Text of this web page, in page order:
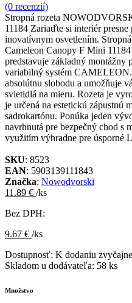
(0 recenzií)
Stropná rozeta
11184 Zariaďte si interiér
inovatívnym osvetlením.
Cameleon Canopy F Mini
predstavuje základný montážny
variabilný systém
absolútnu slobodu a umožňuje
svietidlá na mieru. Rozeta je
je určená na estetickú zápustnú
sadrokartónu. Ponúka jeden
navrhnutá pre bezpečný chod s
využitím výhradne pre úsporné
SKU: 8523
EAN: 5903139111843
Značka: Nowodvorski
11.89 € /ks
Bez DPH:
9.67 € /ks
Dostupnosť: K dodaniu
Skladom u dodávateľa: 58 ks
Množstvo